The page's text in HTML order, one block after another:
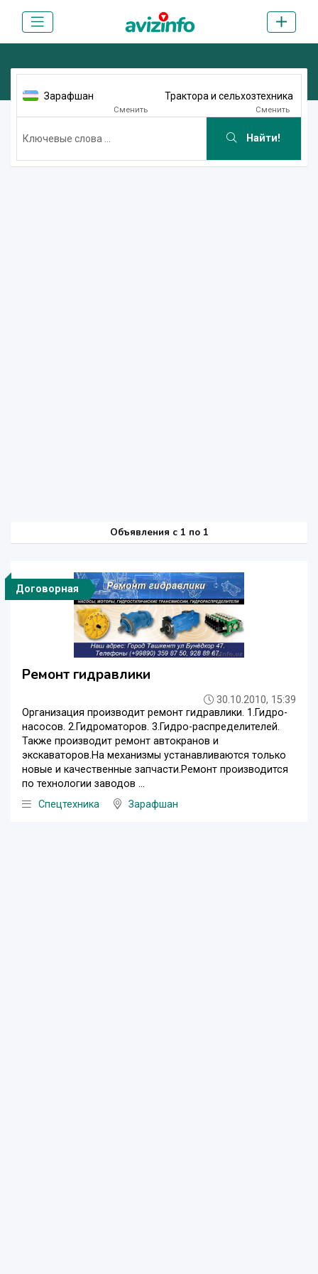
Зарафшан
Сменить
Трактора и сельхозтехника
Сменить
Найти!
Объявления c 1 по 1
Договорная
Ремонт гидравлики
30.10.2010, 15:39
Организация производит ремонт гидравлики. 1.Гидро-
насосов. 2.Гидроматоров. 3.Гидро-распределителей.
Также производит ремонт автокранов и
экскаваторов.На механизмы устанавливаются только
новые и качественные запчасти.Ремонт производится
по технологии заводов ...
Спецтехника
Зарафшан